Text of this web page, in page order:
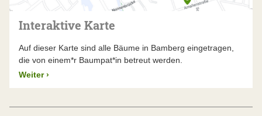
Interaktive Karte
Auf dieser Karte sind alle Bäume in Bamberg eingetragen,
die von einem*r Baumpat*in betreut werden.
Weiter ›